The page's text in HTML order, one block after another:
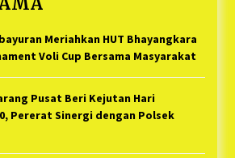
Meriahkan HUT Bhayangkara
Voli Cup Bersama Masyarakat
Pusat Beri Kejutan Hari
Pererat Sinergi dengan Polsek